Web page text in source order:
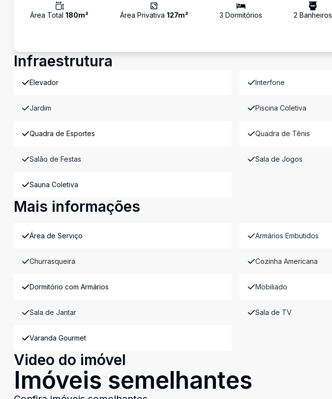
Área Total 180m² Área Privativa 127m² 3 Dormitórios 2 Banheiros
Infraestrutura
Elevador Interfone
Jardim Piscina Coletiva
Quadra de Esportes Quadra de Tênis
Salão de Festas Sala de Jogos
Sauna Coletiva
Mais informações
Área de Serviço Armários Embutidos
Churrasqueira Cozinha Americana
Dormitório com Armários Mobiliado
Sala de Jantar Sala de TV
Varanda Gourmet
Video do imóvel
Imóveis semelhantes